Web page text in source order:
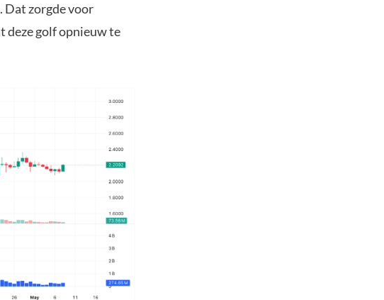
Dat zorgde voor
deze golf opnieuw te